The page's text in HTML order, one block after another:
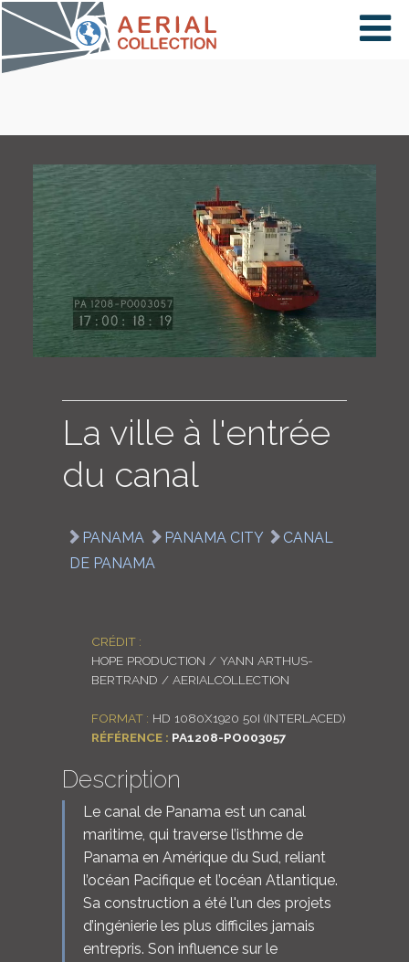
×
CARTE
COLLECTIONS
LOGIN
La ville à l'entrée
du canal
PANAMA PANAMA CITY
CANAL
DE PANAMA
CRÉDIT :
HOPE PRODUCTION / YANN ARTHUS-
BERTRAND / AERIALCOLLECTION
FORMAT : HD 1080X1920 50I (INTERLACED)
RÉFÉRENCE : PA1208-PO003057
Description
Le canal de Panama est un canal
maritime, qui traverse l’isthme de
Panama en Amérique du Sud, reliant
l’océan Pacifique et l’océan Atlantique.
Sa construction a été l'un des projets
d’ingénierie les plus difficiles jamais
entrepris. Son influence sur le